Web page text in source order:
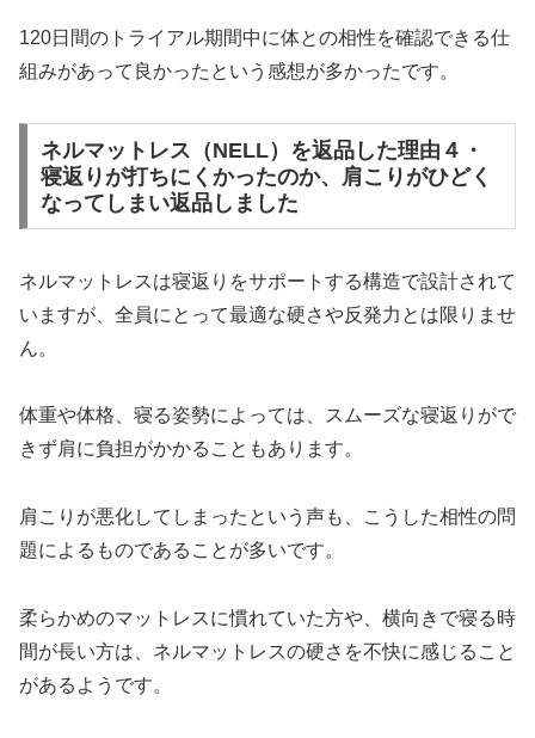
120日間のトライアル期間中に体との相性を確認できる仕
組みがあって良かったという感想が多かったです。
ネルマットレス（NELL）を返品した理由４・
寝返りが打ちにくかったのか、肩こりがひどく
なってしまい返品しました
ネルマットレスは寝返りをサポートする構造で設計されて
いますが、全員にとって最適な硬さや反発力とは限りませ
ん。
体重や体格、寝る姿勢によっては、スムーズな寝返りがで
きず肩に負担がかかることもあります。
肩こりが悪化してしまったという声も、こうした相性の問
題によるものであることが多いです。
柔らかめのマットレスに慣れていた方や、横向きで寝る時
間が長い方は、ネルマットレスの硬さを不快に感じること
があるようです。